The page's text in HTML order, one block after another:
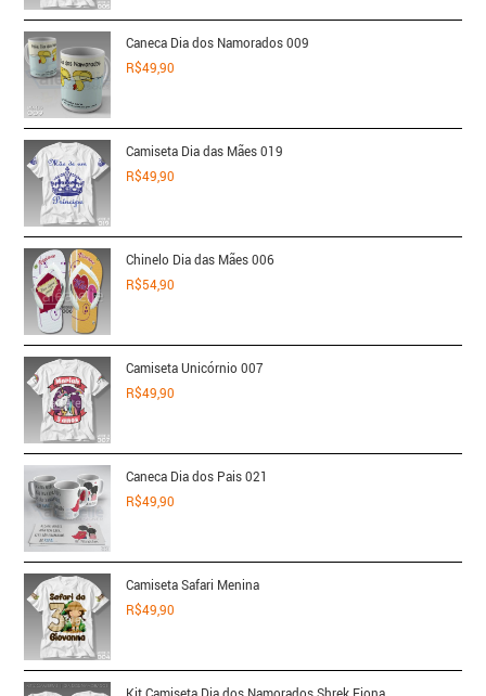
Caneca Dia dos Namorados 009
R$49,90
Camiseta Dia das Mães 019
R$49,90
Chinelo Dia das Mães 006
R$54,90
Camiseta Unicórnio 007
R$49,90
Caneca Dia dos Pais 021
R$49,90
Camiseta Safari Menina
R$49,90